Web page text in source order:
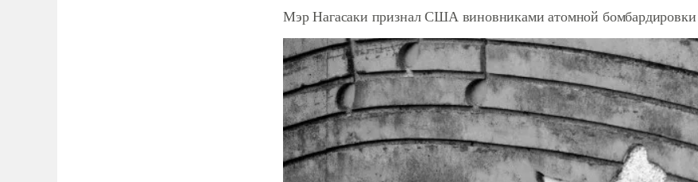
Мэр Нагасаки признал США виновниками атомной бомбардировки